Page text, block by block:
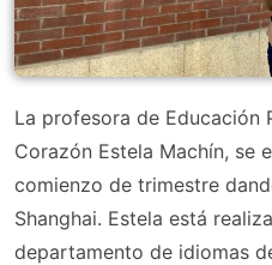
La profesora de Educación
Corazón Estela Machín, se
comienzo de trimestre
Shanghai. Estela está
departamento de idiomas